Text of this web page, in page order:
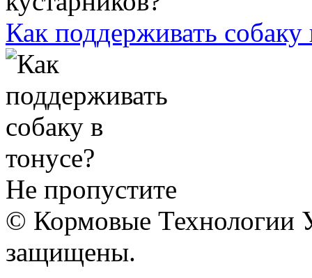
Как поддерживать собаку
Не пропустите
© Кормовые Технологии
защищены.